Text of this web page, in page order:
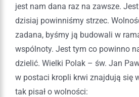
jest nam dana raz na zawsze.
dzisiaj powinniśmy strzec.
zadana, byśmy ją budowali w
wspólnoty. Jest tym co powinno
dzielić. Wielki Polak – św. Jan
w postaci kropli krwi znajdują się
tak pisał o wolności: